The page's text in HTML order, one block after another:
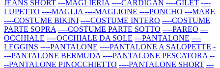
JEANS SHORT ---MAGLIERIA ----CARDIGAN ----GILET ----
LUPETTO ----MAGLIA ----MAGLIONE ----PONCHO ---MARE
----COSTUME BIKINI ----COSTUME INTERO ----COSTUME
PARTE SOPRA ----COSTUME PARTE SOTTO ----PAREO ---
OCCHIALE ----OCCHIALE DA SOLE ---PANTALONE ----
LEGGINS ----PANTALONE ----PANTALONE A SALOPETTE -
---PANTALONE BERMUDA ----PANTALONE PESCATORA --
--PANTALONE PINOCCHIETTO ----PANTALONE SHORT ---